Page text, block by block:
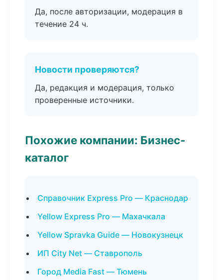
Да, после авторизации, модерация в
течение 24 ч.
Новости проверяются?
Да, редакция и модерация, только
проверенные источники.
Похожие компании: Бизнес-
каталог
Справочник Express Pro — Краснодар
Yellow Express Pro — Махачкала
Yellow Spravka Guide — Новокузнецк
ИП City Net — Ставрополь
Город Media Fast — Тюмень